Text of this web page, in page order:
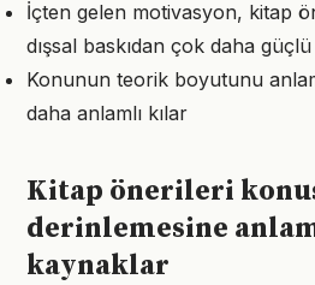
İçten gelen motivasyon, kitap
dışsal baskıdan çok daha
Konunun teorik boyutunu
daha anlamlı kılar
Kitap önerileri
derinlemesine
kaynaklar